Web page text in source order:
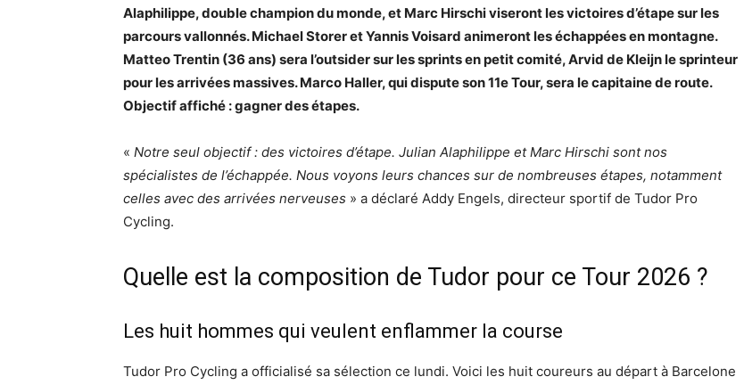
Alaphilippe, double champion du monde, et Marc Hirschi viseront les victoires d’étape sur les
parcours vallonnés. Michael Storer et Yannis Voisard animeront les échappées en montagne.
Matteo Trentin (36 ans) sera l’outsider sur les sprints en petit comité, Arvid de Kleijn le sprinteur
pour les arrivées massives. Marco Haller, qui dispute son 11e Tour, sera le capitaine de route.
Objectif affiché : gagner des étapes.
« Notre seul objectif : des victoires d’étape. Julian Alaphilippe et Marc Hirschi sont nos
spécialistes de l’échappée. Nous voyons leurs chances sur de nombreuses étapes, notamment
celles avec des arrivées nerveuses » a déclaré Addy Engels, directeur sportif de Tudor Pro
Cycling.
Quelle est la composition de Tudor pour ce Tour 2026 ?
Les huit hommes qui veulent enflammer la course
Tudor Pro Cycling a officialisé sa sélection ce lundi. Voici les huit coureurs au départ à Barcelone